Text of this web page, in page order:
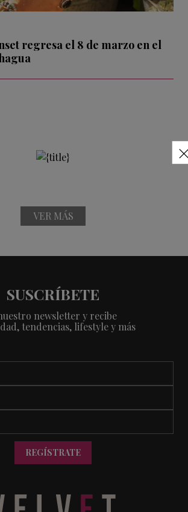
regresa el 8 de marzo en el
VER MÁS
SUSCRÍBETE
newsletter y recibe
tendencias, lifestyle y más
REGÍSTRATE